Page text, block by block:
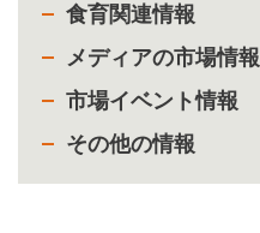
食育関連情報
メディアの市場情報
市場イベント情報
その他の情報